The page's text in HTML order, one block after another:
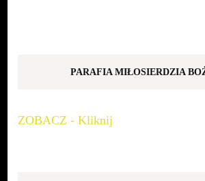
PARAFIA MIŁOSIERDZIA
ZOBACZ - Kliknij